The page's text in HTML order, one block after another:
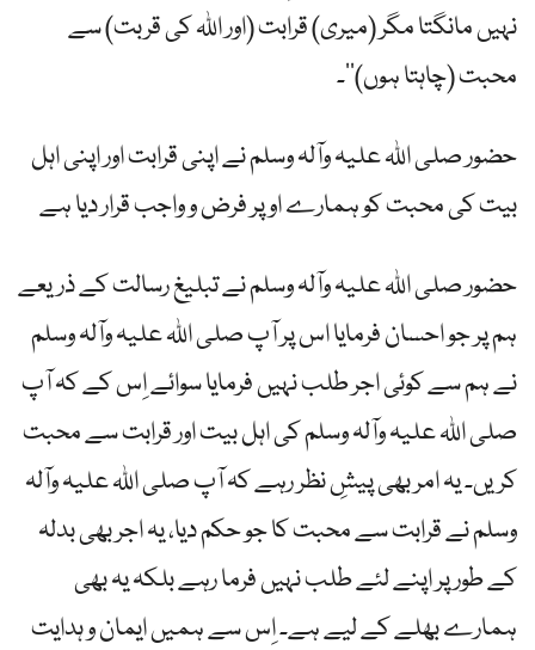
نہیں مانگتا مگر (میری) قرابت (اور اﷲ کی قربت) سے
محبت (چاہتا ہوں)‘‘۔
حضور صلی اللہ علیہ وآلہ وسلم نے اپنی قرابت اور اپنی اہل
بیت کی محبت کو ہمارے اوپر فرض و واجب قرار دیا ہے
حضور صلی اللہ علیہ وآلہ وسلم نے تبلیغ رسالت کے ذریعے
ہم پر جو احسان فرمایا اس پر آپ صلی اللہ علیہ وآلہ وسلم
نے ہم سے کوئی اجر طلب نہیں فرمایا سوائے اِس کے کہ آپ
صلی اللہ علیہ وآلہ وسلم کی اہل بیت اور قرابت سے محبت
کریں۔ یہ امر بھی پیشِ نظر رہے کہ آپ صلی اللہ علیہ وآلہ
وسلم نے قرابت سے محبت کا جو حکم دیا، یہ اجر بھی بدلہ
کے طور پر اپنے لئے طلب نہیں فرما رہے بلکہ یہ بھی
ہمارے بھلے کے لیے ہے۔ اِس سے ہمیں ایمان و ہدایت